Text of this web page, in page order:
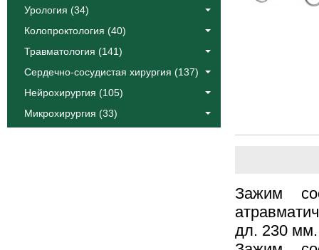
Урология (34)
Колопроктология (40)
Травматология (141)
Сердечно-сосудистая хирургия (137)
Нейрохирургия (105)
Микрохирургия (33)
Зажим
дл. 230 мм.